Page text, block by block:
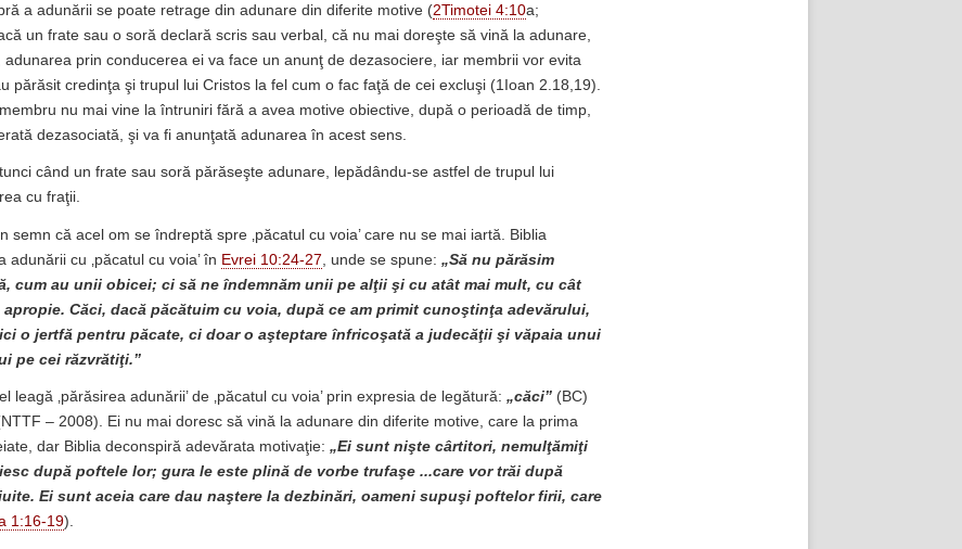
a adunării se poate retrage din adunare din diferite motive (2Timotei 4:10a;
un frate sau o soră declară scris sau verbal, că nu mai doreşte să vină la adunare,
prin conducerea ei va face un anunţ de dezasociere, iar membrii vor evita
părăsit credinţa şi trupul lui Cristos la fel cum o fac faţă de cei excluşi (1Ioan 2.18,19).
nu mai vine la întruniri fără a avea motive obiective, după o perioadă de timp,
dezasociată, şi va fi anunţată adunarea în acest sens.
când un frate sau soră părăseşte adunare, lepădându-se astfel de trupul lui
cu fraţii.
semn că acel om se îndreptă spre ‚păcatul cu voia’ care nu se mai iartă. Biblia
adunării cu ‚păcatul cu voia’ în Evrei 10:24-27 , unde se spune: „Să nu părăsim
cum au unii obicei; ci să ne îndemnăm unii pe alţii şi cu atât mai mult, cu cât
apropie. Căci, dacă păcătuim cu voia, după ce am primit cunoştinţa adevărului,
o jertfă pentru păcate, ci doar o aşteptare înfricoşată a judecăţii şi văpaia unui
pe cei răzvrătiţi.”
leagă ‚părăsirea adunării’ de ‚păcatul cu voia’ prin expresia de legătură: „căci” (BC)
– 2008). Ei nu mai doresc să vină la adunare din diferite motive, care la prima
dar Biblia deconspiră adevărata motivaţie: „Ei sunt nişte cârtitori, nemulţămiţi
după poftele lor; gura le este plină de vorbe trufaşe ...care vor trăi după
Ei sunt aceia care dau naştere la dezbinări, oameni supuşi poftelor firii, care
1:16-19).